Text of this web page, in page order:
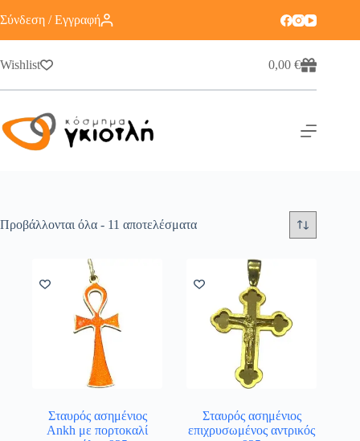
Σύνδεση / Εγγραφή
Wishlist 0,00€
Προβάλλονται όλα - 11 αποτελέσματα
Σταυρός ασημένιος
Ankh με πορτοκαλί
Σταυρός ασημένιος
επιχρυσωμένος αντρικός